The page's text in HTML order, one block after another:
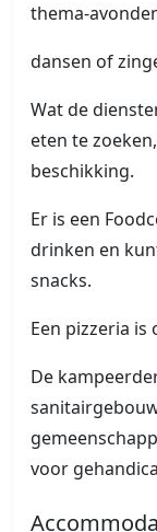
thema-
dansen of
Wat de
eten te
beschikking.
Er is een
drinken en
snacks.
Een pizzeria is
De
voor